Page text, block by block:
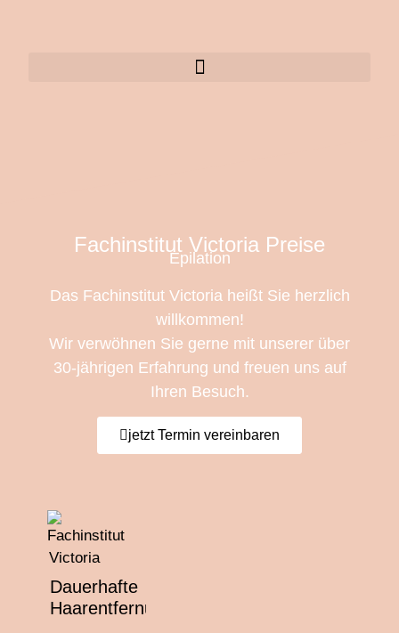
Fachinstitut Victoria Preise
Epilation
Das Fachinstitut Victoria heißt Sie herzlich
willkommen!
Wir verwöhnen Sie gerne mit unserer über
30-jährigen Erfahrung und freuen uns auf
Ihren Besuch.
jetzt Termin vereinbaren
Dauerhafte
Haarentfernung